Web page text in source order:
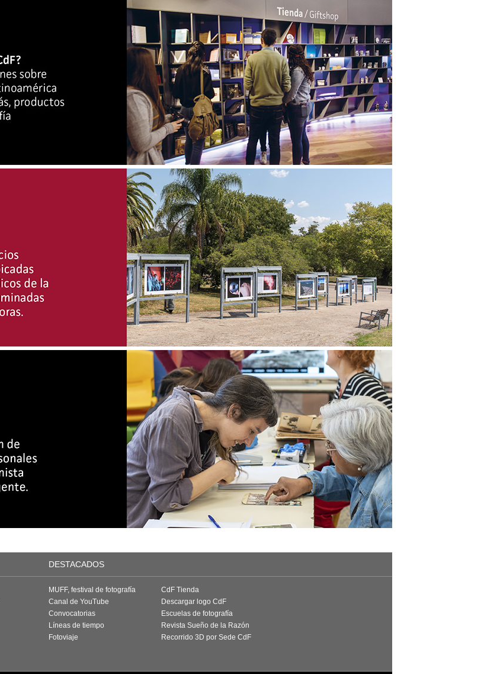
DESTACADOS
MUFF, festival de fotografía
Canal de YouTube
Convocatorias
Líneas de tiempo
Fotoviaje
CdF Tienda
Descargar logo CdF
Escuelas de fotografía
Revista Sueño de la Razón
Recorrido 3D por Sede CdF